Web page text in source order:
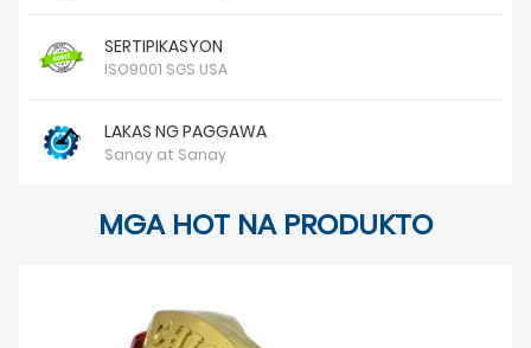
KATALOGO NG PRODUKTO
SERTIPIKASYON
ISO9001 SGS USA
LAKAS NG PAGGAWA
Sanay at Sanay
MGA HOT NA PRODUKTO